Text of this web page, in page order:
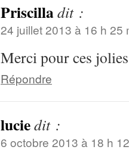
Priscilladit :
24 juillet 2013 à 16 h 25
Merci pour ces
Répondre
luciedit :
6 octobre 2013 à 18 h